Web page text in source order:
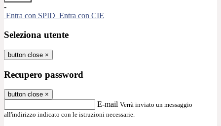
-
Entra con SPID Entra con CIE
Seleziona utente
button close ×
Recupero password
button close ×
E-mail Verrà inviato un messaggio
all'indirizzo indicato con le istruzioni necessarie.